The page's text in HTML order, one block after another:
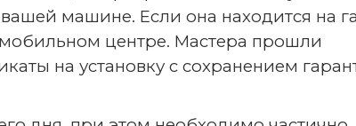
машине. Если она находится на
центре. Мастера прошли
на установку с сохранением